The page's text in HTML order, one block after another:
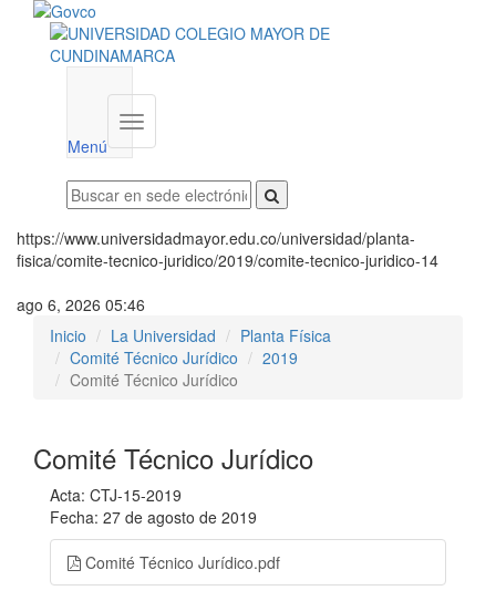
Menú
Menú
institucional
https://www.universidadmayor.edu.co/universidad/planta-
fisica/comite-tecnico-juridico/2019/comite-tecnico-juridico-14
ago 6, 2026 05:46
Inicio
La Universidad
Planta Física
Comité Técnico Jurídico
2019
Comité Técnico Jurídico
Comité Técnico Jurídico
Acta: CTJ-15-2019
Fecha: 27 de agosto de 2019
Comité Técnico Jurídico.pdf